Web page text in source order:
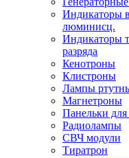
Индикаторы
люминисц.
Индикаторы
разряда
Кенотроны
Клистроны
Лампы
Магнетроны
Панельки
Радиолампы
СВЧ модули
Тиратрон